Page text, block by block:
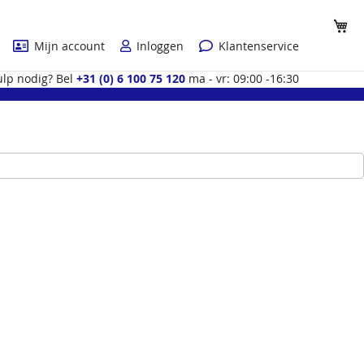
Mijn account
Inloggen Klantenservice
nodig? Bel +31 (0) 6 100 75 120 ma - vr: 09:00 -16:30